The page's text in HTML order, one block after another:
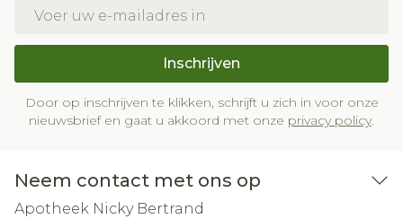
Inschrijven
Door op inschrijven te klikken, schrijft u zich in voor onze
nieuwsbrief en gaat u akkoord met onze privacy policy.
Neem contact met ons op
Apotheek Nicky Bertrand